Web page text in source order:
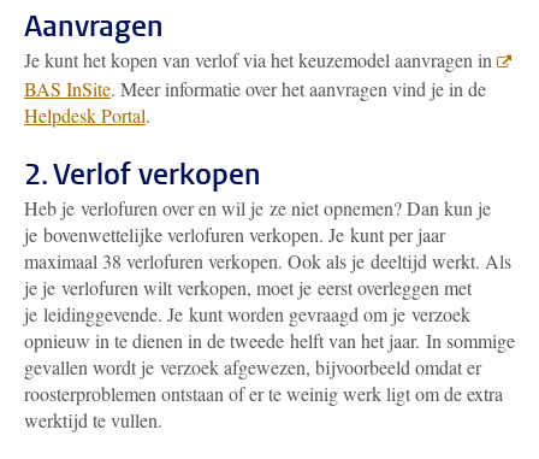
Aanvragen
Je kunt het kopen van verlof via het keuzemodel aanvragen in
BAS InSite. Meer informatie over het aanvragen vind je in de
Helpdesk Portal.
2. Verlof verkopen
Heb je verlofuren over en wil je ze niet opnemen? Dan kun je
je bovenwettelijke verlofuren verkopen. Je kunt per jaar
maximaal 38 verlofuren verkopen. Ook als je deeltijd werkt. Als
je je verlofuren wilt verkopen, moet je eerst overleggen met
je leidinggevende. Je kunt worden gevraagd om je verzoek
opnieuw in te dienen in de tweede helft van het jaar. In sommige
gevallen wordt je verzoek afgewezen, bijvoorbeeld omdat er
roosterproblemen ontstaan of er te weinig werk ligt om de extra
werktijd te vullen.